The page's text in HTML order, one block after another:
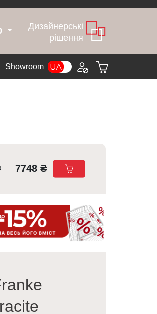
Дизайнерські
рішення
Showroom
7748 ₴